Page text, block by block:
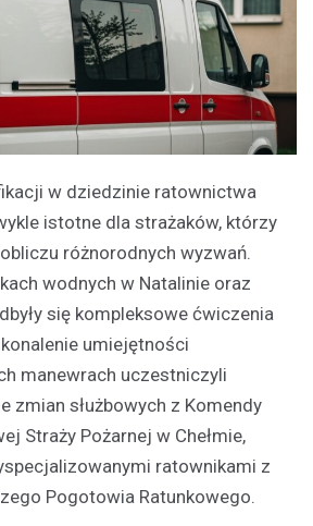
w dziedzinie ratownictwa
istotne dla strażaków, którzy
różnorodnych wyzwań.
wodnych w Natalinie oraz
się kompleksowe ćwiczenia
umiejętności
manewrach uczestniczyli
zmian służbowych z Komendy
Straży Pożarnej w Chełmie,
ratownikami z
Pogotowia Ratunkowego.